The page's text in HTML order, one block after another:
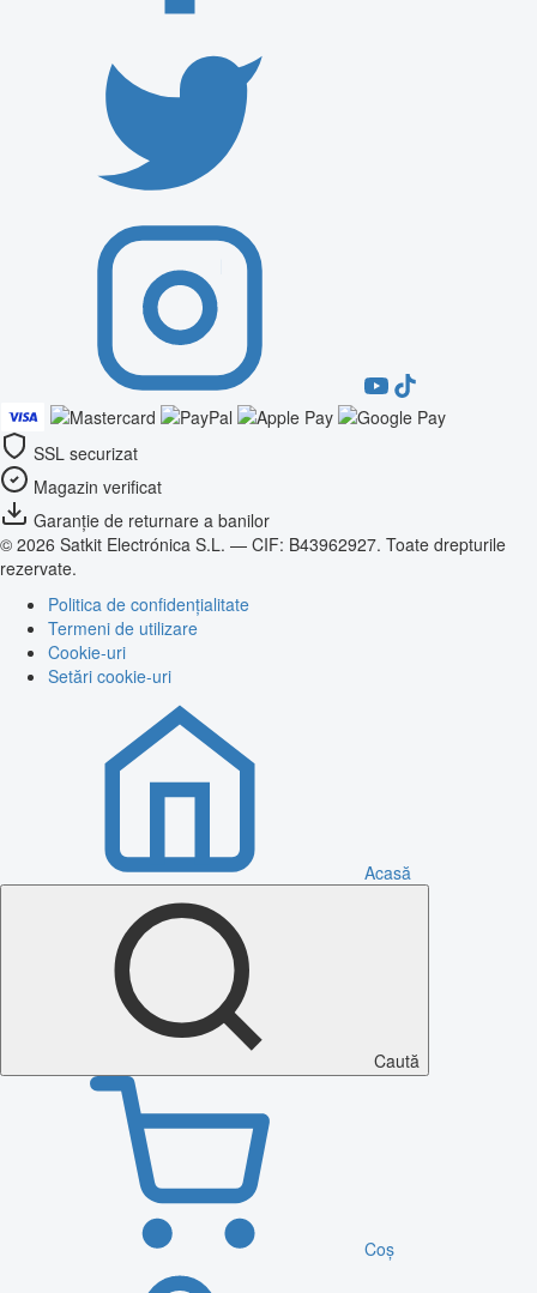
SSL securizat
Magazin verificat
Garanție de returnare a banilor
© 2026 Satkit Electrónica S.L. — CIF: B43962927. Toate drepturile
rezervate.
Politica de confidențialitate
Termeni de utilizare
Cookie-uri
Setări cookie-uri
Acasă
Caută
Coș